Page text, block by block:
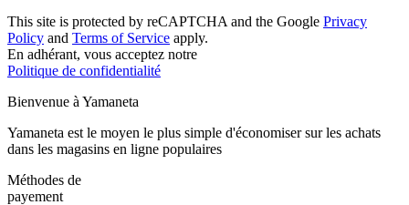
This site is protected by reCAPTCHA and the Google Privacy
Policy and Terms of Service apply.
En adhérant, vous acceptez notre
Politique de confidentialité
Bienvenue à Yamaneta
Yamaneta est le moyen le plus simple d'économiser sur les achats
dans les magasins en ligne populaires
Méthodes de
payement